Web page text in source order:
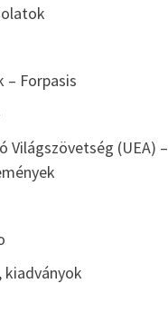
– Forpasis
Világszövetség (UEA) –
kiadványok